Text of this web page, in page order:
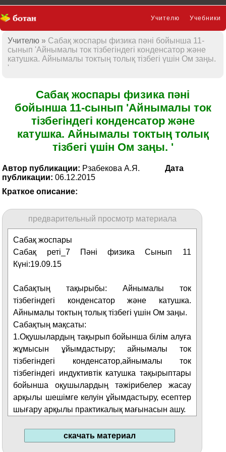
Учебники
Учителю
Презентации
Учителю
Сабақ жоспары физика пәні бойынша 11-
сынып 'Айнымалы ток тізбегіндегі конденсатор және
катушка. Айнымалы токтың толық тізбегі үшін Ом заңы.
'
Сабақ жоспары физика пәні
бойынша 11-сынып 'Айнымалы ток
тізбегіндегі конденсатор және
катушка. Айнымалы токтың толық
тізбегі үшін Ом заңы. '
Автор публикации: Рзабекова А.Я.
Дата
публикации: 06.12.2015
Краткое описание:
предварительный просмотр материала
Сабақ жоспары
Сабақ реті_7 Пәні физика Сынып 11
Күні:19.09.15
Сабақтың тақырыбы: Айнымалы ток
тізбегіндегі конденсатор және катушка.
Айнымалы токтың толық тізбегі үшін Ом заңы.
Сабақтың мақсаты:
1.Оқушылардың тақырып бойынша білім алуға
жұмысын ұйымдастыру; айнымалы ток
тізбегіндегі конденсатор,айнымалы ток
тізбегіндегі индуктивтік катушка тақырыптары
бойынша оқушылардың тәжірибелер жасау
арқылы шешімге келуін ұйымдастыру, есептер
шығару арқылы практикалық мағынасын ашу.
дамытуды жалғастыру; актив кедергі,
скачать материал